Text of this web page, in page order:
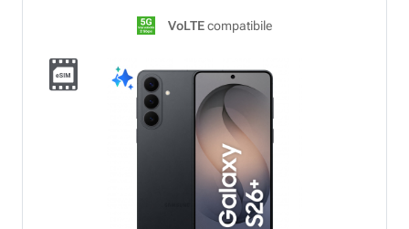
VoLTEcompatibile